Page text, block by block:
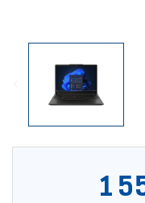
1